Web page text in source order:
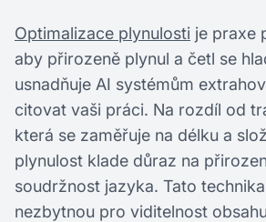
Optimalizace plynulosti je praxe
aby přirozeně plynul a četl se
usnadňuje AI systémům
citovat vaši práci. Na rozdíl od
která se zaměřuje na délku a
plynulost klade důraz na
soudržnost jazyka. Tato
nezbytnou pro viditelnost